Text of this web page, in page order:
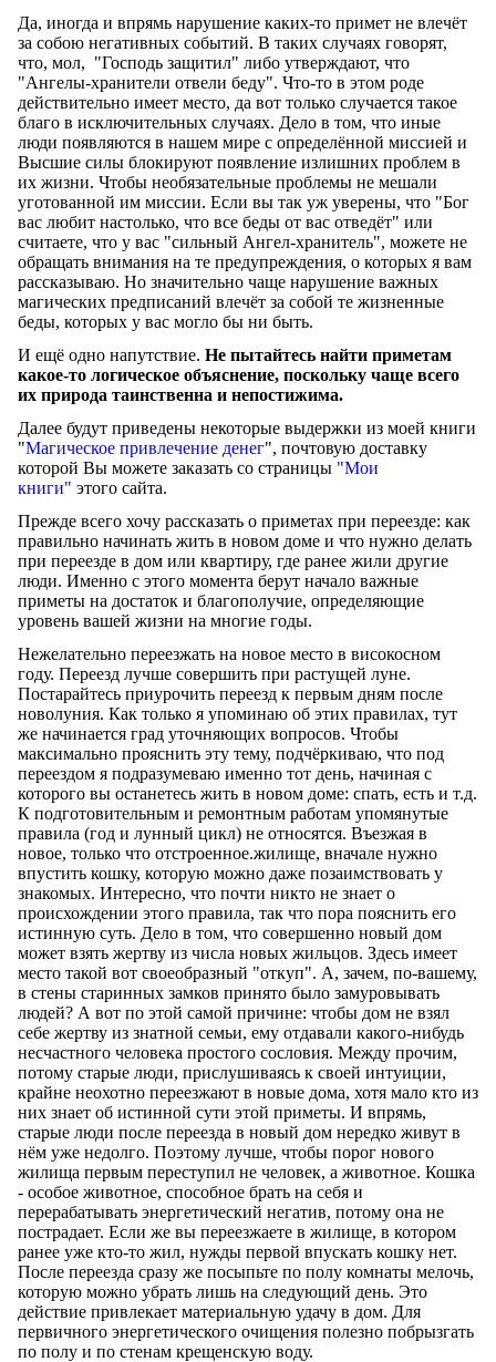
Да, иногда и впрямь нарушение каких-то примет не влечёт
за собою негативных событий. В таких случаях говорят,
что, мол, "Господь защитил" либо утверждают, что
"Ангелы-хранители отвели беду". Что-то в этом роде
действительно имеет место, да вот только случается такое
благо в исключительных случаях. Дело в том, что иные
люди появляются в нашем мире с определённой миссией и
Высшие силы блокируют появление излишних проблем в
их жизни. Чтобы необязательные проблемы не мешали
уготованной им миссии. Если вы так уж уверены, что "Бог
вас любит настолько, что все беды от вас отведёт" или
считаете, что у вас "сильный Ангел-хранитель", можете не
обращать внимания на те предупреждения, о которых я вам
рассказываю. Но значительно чаще нарушение важных
магических предписаний влечёт за собой те жизненные
беды, которых у вас могло бы ни быть.
И ещё одно напутствие. Не пытайтесь найти приметам
какое-то логическое объяснение, поскольку чаще всего
их природа таинственна и непостижима.
Далее будут приведены некоторые выдержки из моей книги
"Магическое привлечение денег", почтовую доставку
которой Вы можете заказать со страницы "Мои
книги" этого сайта.
Прежде всего хочу рассказать о приметах при переезде: как
правильно начинать жить в новом доме и что нужно делать
при переезде в дом или квартиру, где ранее жили другие
люди. Именно с этого момента берут начало важные
приметы на достаток и благополучие, определяющие
уровень вашей жизни на многие годы.
Нежелательно переезжать на новое место в високосном
году. Переезд лучше совершить при растущей луне.
Постарайтесь приурочить переезд к первым дням после
новолуния. Как только я упоминаю об этих правилах, тут
же начинается град уточняющих вопросов. Чтобы
максимально прояснить эту тему, подчёркиваю, что под
переездом я подразумеваю именно тот день, начиная с
которого вы останетесь жить в новом доме: спать, есть и т.д.
К подготовительным и ремонтным работам упомянутые
правила (год и лунный цикл) не относятся. Въезжая в
новое, только что отстроенное.жилище, вначале нужно
впустить кошку, которую можно даже позаимствовать у
знакомых. Интересно, что почти никто не знает о
происхождении этого правила, так что пора пояснить его
истинную суть. Дело в том, что совершенно новый дом
может взять жертву из числа новых жильцов. Здесь имеет
место такой вот своеобразный "откуп". А, зачем, по-вашему,
в стены старинных замков принято было замуровывать
людей? А вот по этой самой причине: чтобы дом не взял
себе жертву из знатной семьи, ему отдавали какого-нибудь
несчастного человека простого сословия. Между прочим,
потому старые люди, прислушиваясь к своей интуиции,
крайне неохотно переезжают в новые дома, хотя мало кто из
них знает об истинной сути этой приметы. И впрямь,
старые люди после переезда в новый дом нередко живут в
нём уже недолго. Поэтому лучше, чтобы порог нового
жилища первым переступил не человек, а животное. Кошка
- особое животное, способное брать на себя и
перерабатывать энергетический негатив, потому она не
пострадает. Если же вы переезжаете в жилище, в котором
ранее уже кто-то жил, нужды первой впускать кошку нет.
После переезда сразу же посыпьте по полу комнаты мелочь,
которую можно убрать лишь на следующий день. Это
действие привлекает материальную удачу в дом. Для
первичного энергетического очищения полезно побрызгать
по полу и по стенам крещенскую воду.